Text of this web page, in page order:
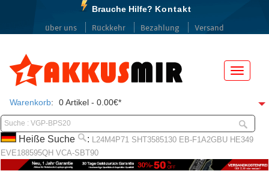
Brauche Hilfe? Kontakt
über uns
Rückkehr Bezahlung Versand
Menü
Warenkorb: 0 Artikel - 0.00€*
Heiße Suche : L24M4P71 SHT3585130 EB-F1A2GBU HE349
EVE188595QH VCA-SBT90